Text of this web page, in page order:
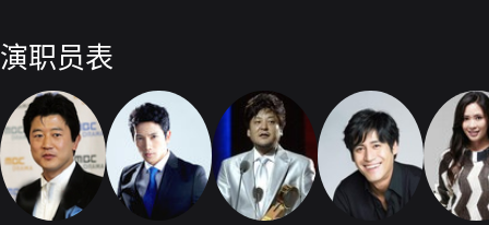
演职员表